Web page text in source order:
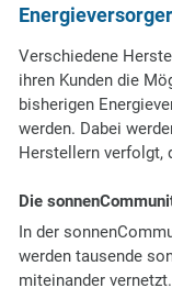
Verschiedene
ihren Kunden die
bisherigen
werden. Dabei
Herstellern verfolgt,
Die
In der
werden tausende
miteinander